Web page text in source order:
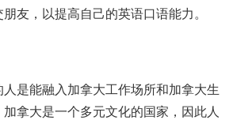
友，以提高自己的英语口语能力。
是能融入加拿大工作场所和加拿大生
拿大是一个多元文化的国家，因此人